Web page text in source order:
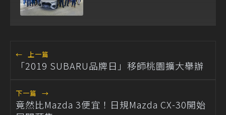
← 上一篇
「2019 SUBARU品牌日」移師桃園擴大舉辦
下一篇 →
竟然比Mazda 3便宜！日規Mazda CX-30開始